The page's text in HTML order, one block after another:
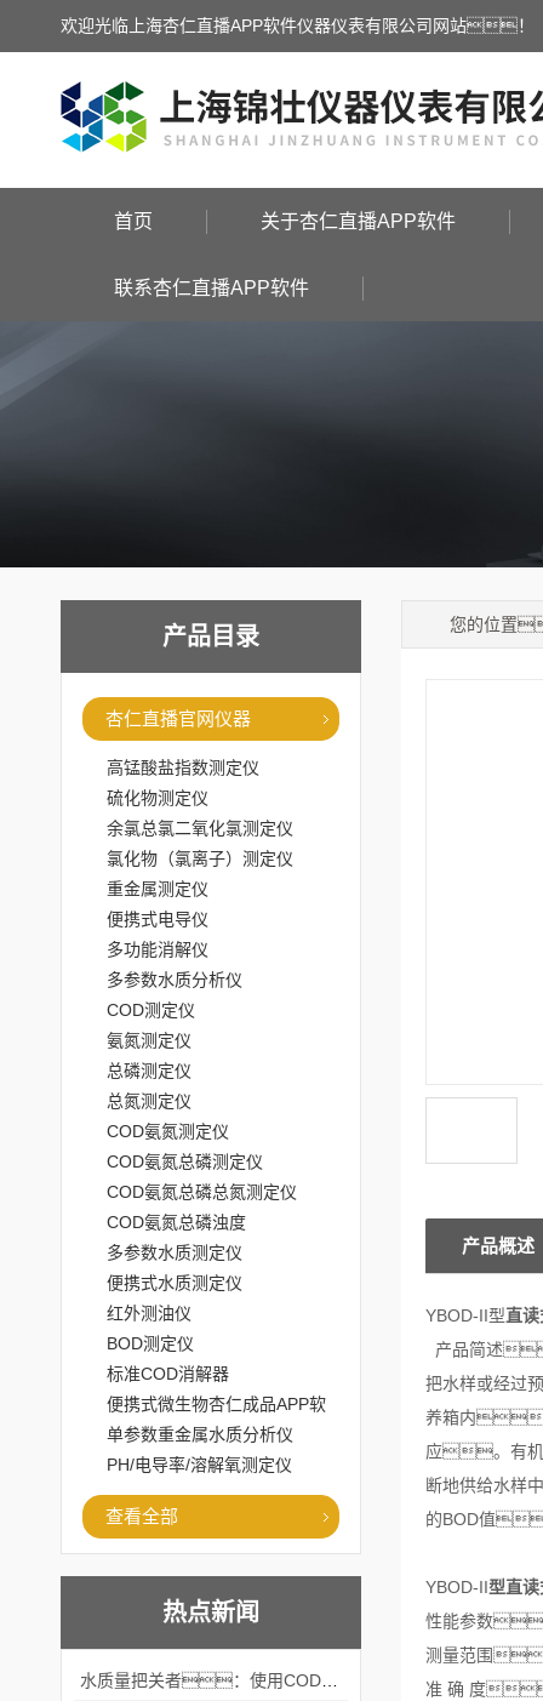
欢迎光临上海杏仁直播APP软件仪器仪表有限公司网站！
首页 关于杏仁直播APP软件
联系杏仁直播APP软件
产品目录
杏仁直播官网仪器
高锰酸盐指数测定仪
硫化物测定仪
余氯总氯二氧化氯测定仪
氯化物（氯离子）测定仪
重金属测定仪
便携式电导仪
多功能消解仪
多参数水质分析仪
COD测定仪
氨氮测定仪
总磷测定仪
总氮测定仪
COD氨氮测定仪
COD氨氮总磷测定仪
COD氨氮总磷总氮测定仪
COD氨氮总磷浊度
多参数水质测定仪
便携式水质测定仪
红外测油仪
BOD测定仪
标准COD消解器
便携式微生物杏仁成品APP软
件直播大全
单参数重金属水质分析仪
PH/电导率/溶解氧测定仪
查看全部
热点新闻
您的位置
产品概述
YBOD-II型直
产品简述
把水样或经过
养箱内
应。有机
断地供给水样
的BOD值
YBOD-II型直
性能参数
测量范围
准 确 度